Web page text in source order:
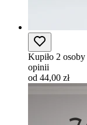
Kupiło 2 osoby
opinii
od 44,00 zł